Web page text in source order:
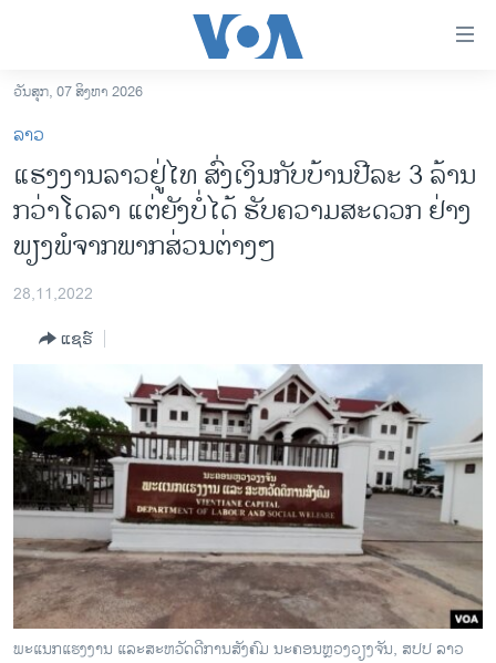
ເຂົ້າ
ຫາ
ຂ້າມ
ຂ້າມ
ໄປ
ຫາ
ຊອກ
ອາເມຣິກາ
ການເລືອກຕັ້ງ ປະທານາທີບໍດີ ສະຫະລັດ 2024
ຂ່າວ​ຈີນ
ອິດສະຫຼະພາບດ້ານການຂ່າວ
ຊີວິດຊາວລາວ
ຊຸມຊົນຊາວລາວ
ວິທະຍາສາດ-ເທັກໂນໂລຈີ
ທຸລະກິດ
ພາສາອັງກິດ
ວີດີໂອ
ວັນສຸກ, 07 ສິງຫາ 2026
ລາວ
ແຮງງານລາວຢູ່ໄທ ສົ່ງເງິນກັບບ້ານປີລະ 3 ລ້ານ
ກວ່າໂດລາ ແຕ່ຍັງບໍ່ໄດ້ ຮັບຄວາມສະດວກ ຢ່າງ
ພຽງພໍຈາກພາກສ່ວນຕ່າງໆ
28,11,2022
ແຊຣ໌
ພະແນກແຮງງານ ແລະສະຫວັດດີການສັງຄົມ ນະຄອນຫຼວງວຽງຈັນ, ສປປ ລາວ